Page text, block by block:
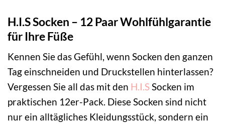
H.I.S Socken – 12 Paar Wohlfühlgarantie
für Ihre Füße
Kennen Sie das Gefühl, wenn Socken den ganzen
Tag einschneiden und Druckstellen hinterlassen?
Vergessen Sie all das mit den H.I.SSocken im
praktischen 12er-Pack. Diese Socken sind nicht
nur ein alltägliches Kleidungsstück, sondern ein